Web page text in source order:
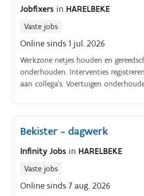
Jobfixers in HARELBEKE
Vaste jobs
Online sinds 1 jul. 2026
Werkzone netjes houden en
onderhouden. Interventies
aan collega's. Voertuigen
Bekister - dagwerk
Infinity Jobs in HARELBEKE
Vaste jobs
Online sinds 7 aug. 2026